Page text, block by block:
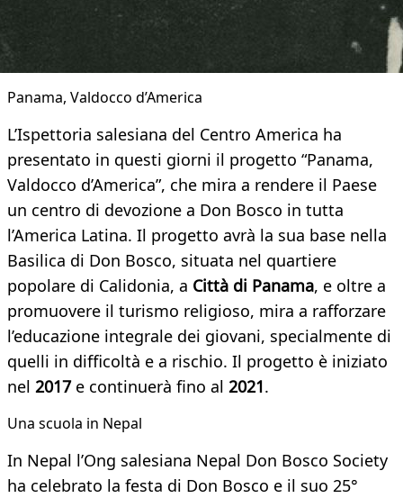
Panama, Valdocco d’America
L’Ispettoria salesiana del Centro America ha
presentato in questi giorni il progetto “Panama,
Valdocco d’America”, che mira a rendere il Paese
un centro di devozione a Don Bosco in tutta
l’America Latina. Il progetto avrà la sua base nella
Basilica di Don Bosco, situata nel quartiere
popolare di Calidonia, a Città di Panama, e oltre a
promuovere il turismo religioso, mira a rafforzare
l’educazione integrale dei giovani, specialmente di
quelli in difficoltà e a rischio. Il progetto è iniziato
nel 2017 e continuerà fino al 2021.
Una scuola in Nepal
In Nepal l’Ong salesiana Nepal Don Bosco Society
ha celebrato la festa di Don Bosco e il suo 25°